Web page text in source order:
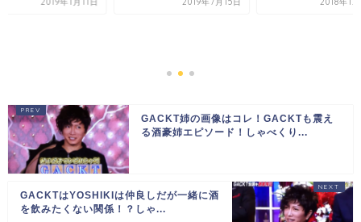
GACKT姉の画像はコレ！GACKTも震え
る酒豪姉エピソード！しゃべくり...
GACKTはYOSHIKIは仲良しだが一緒に酒
を飲みたくない関係！？しゃ...